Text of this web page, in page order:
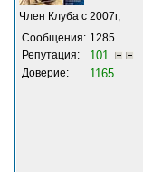
Член Клуба с 2007г,
Сообщения: 1285
Репутация:
101
Доверие: 1165